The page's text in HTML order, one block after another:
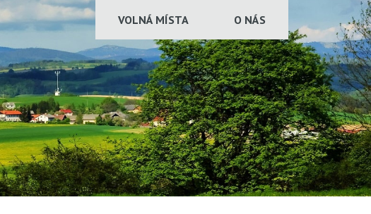
VOLNÁ MÍSTA O NÁS